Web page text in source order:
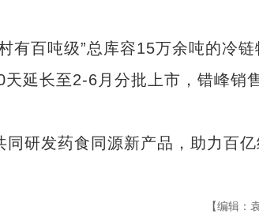
百吨级”总库容15万余吨的冷链
延长至2-6月分批上市，错峰销售
研发药食同源新产品，助力百亿
【编辑：